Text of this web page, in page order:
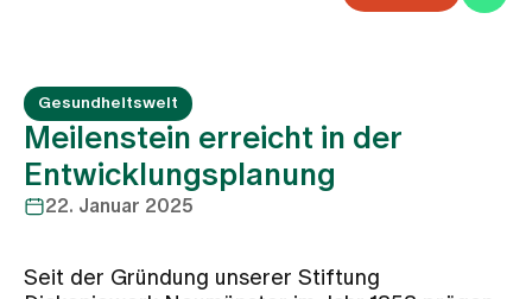
Fachbereiche
Aufenthalt
Gesundheitswelt
Meilenstein erreicht in der
Entwicklungsplanung
22. Januar 2025
Seit der Gründung unserer Stiftung